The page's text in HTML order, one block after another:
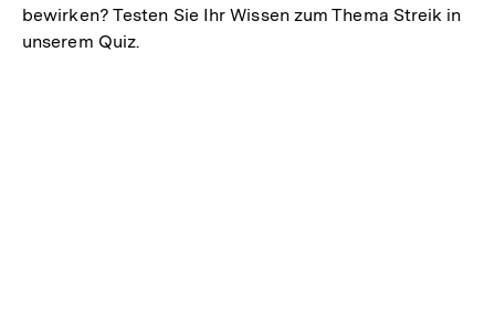
bewirken? Testen Sie Ihr Wissen zum Thema Streik in
unserem Quiz.